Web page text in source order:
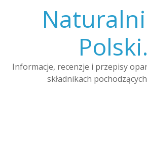
Polski.
Informacje, recenzje i przepisy
składnikach